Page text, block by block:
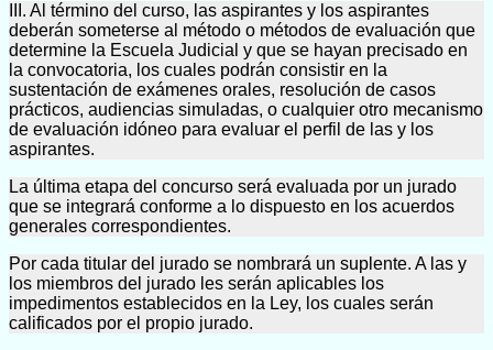
III. Al término del curso, las aspirantes y los aspirantes
deberán someterse al método o métodos de evaluación que
determine la Escuela Judicial y que se hayan precisado en
la convocatoria, los cuales podrán consistir en la
sustentación de exámenes orales, resolución de casos
prácticos, audiencias simuladas, o cualquier otro mecanismo
de evaluación idóneo para evaluar el perfil de las y los
aspirantes.
La última etapa del concurso será evaluada por un jurado
que se integrará conforme a lo dispuesto en los acuerdos
generales correspondientes.
Por cada titular del jurado se nombrará un suplente. A las y
los miembros del jurado les serán aplicables los
impedimentos establecidos en la Ley, los cuales serán
calificados por el propio jurado.